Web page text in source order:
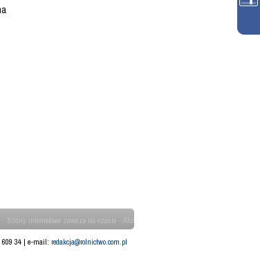
Strony internetowe zawsze na czasie - ATcom
609 34 | e-mail: redakcja@rolnictwo.com.pl